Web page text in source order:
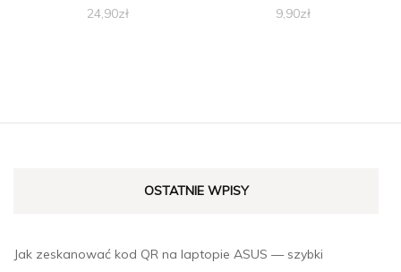
24,90zł 9,90zł
OSTATNIE WPISY
Jak zeskanować kod QR na laptopie ASUS — szybki